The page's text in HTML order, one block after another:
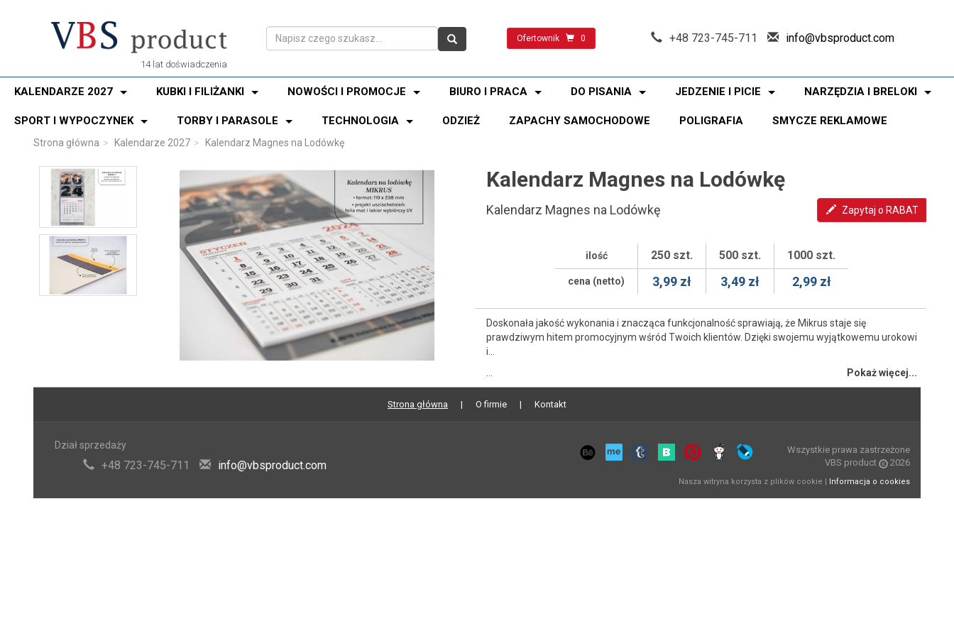
14 lat doświadczenia
Ofertownik 0 +48 723-745-711 info@vbsproduct.com
KALENDARZE 2027 KUBKI I FILIŻANKI NOWOŚCI I PROMOCJE BIURO I PRACA DO PISANIA JEDZENIE I PICIE NARZĘDZIA I BRELOKI
SPORT I WYPOCZYNEK TORBY I PARASOLE TECHNOLOGIA ODZIEŻ ZAPACHY SAMOCHODOWE POLIGRAFIA SMYCZE REKLAMOWE
Strona główna Kalendarze 2027 Kalendarz Magnes na Lodówkę
Kalendarz Magnes na Lodówkę
Kalendarz Magnes na Lodówkę Zapytaj o RABAT
ilość 250 szt. 500 szt. 1000 szt.
cena (netto) 3,99 zł 3,49 zł 2,99 zł
Doskonała jakość wykonania i znacząca funkcjonalność sprawiają, że Mikrus staje się
prawdziwym hitem promocyjnym wśród Twoich klientów. Dzięki swojemu wyjątkowemu urokowi
i...
Pokaż więcej...
Strona główna O firmie Kontakt
Dział sprzedaży
+48 723-745-711 info@vbsproduct.com
Wszystkie prawa zastrzeżone
VBS product
2026
Nasza witryna korzysta z plików cookie | Informacja o cookies